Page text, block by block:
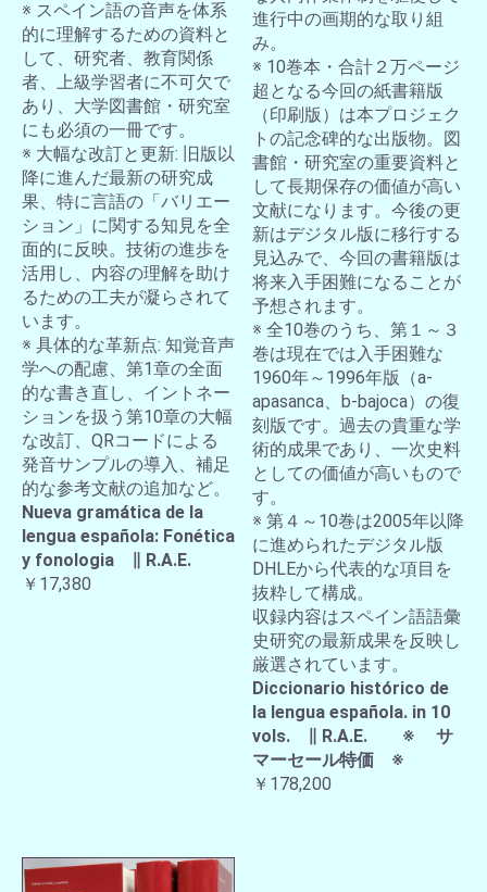
※ スペイン語の音声を体系
的に理解するための資料と
して、研究者、教育関係
者、上級学習者に不可欠で
あり、大学図書館・研究室
にも必須の一冊です。
※ 大幅な改訂と更新: 旧版以
降に進んだ最新の研究成
果、特に言語の「バリエー
ション」に関する知見を全
面的に反映。技術の進歩を
活用し、内容の理解を助け
るための工夫が凝らされて
います。
※ 具体的な革新点: 知覚音声
学への配慮、第1章の全面
的な書き直し、イントネー
ションを扱う第10章の大幅
な改訂、QRコードによる
発音サンプルの導入、補足
的な参考文献の追加など。
Nueva gramática de la
lengua española: Fonética
y fonologia ∥ R.A.E.
￥17,380
進行中の画期的な取り組
み。
※ 10巻本・合計２万ページ
超となる今回の紙書籍版
（印刷版）は本プロジェク
トの記念碑的な出版物。図
書館・研究室の重要資料と
して長期保存の価値が高い
文献になります。今後の更
新はデジタル版に移行する
見込みで、今回の書籍版は
将来入手困難になることが
予想されます。
※ 全10巻のうち、第１～３
巻は現在では入手困難な
1960年～1996年版（a-
apasanca、b-bajoca）の復
刻版です。過去の貴重な学
術的成果であり、一次史料
としての価値が高いもので
す。
※ 第４～10巻は2005年以降
に進められたデジタル版
DHLEから代表的な項目を
抜粋して構成。
収録内容はスペイン語語彙
史研究の最新成果を反映し
厳選されています。
Diccionario histórico de
la lengua española. in 10
vols. ∥ R.A.E. ※ サ
マーセール特価 ※
￥178,200